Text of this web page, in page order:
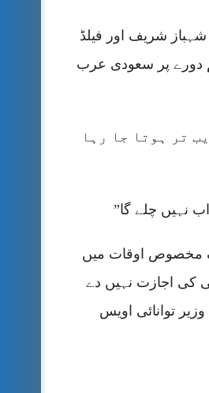
شریف اور فیلڈ
دورے پر سعودی عرب
تر ہوتا جا رہا
نہیں چلے گا”
مخصوص اوقات میں
کی اجازت نہیں دے
توانائی اویس